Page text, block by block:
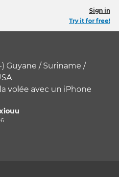
Sign in
Try it for free!
Guyane / Suriname /
volée avec un iPhone